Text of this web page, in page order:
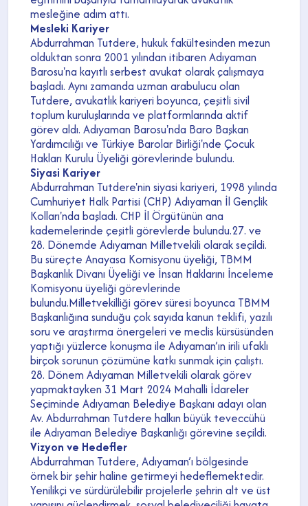
mesleğine adım attı.
Mesleki Kariyer
Abdurrahman Tutdere, hukuk fakültesinden mezun
olduktan sonra 2001 yılından itibaren Adıyaman
Barosu'na kayıtlı serbest avukat olarak çalışmaya
başladı. Aynı zamanda uzman arabulucu olan
Tutdere, avukatlık kariyeri boyunca, çeşitli sivil
toplum kuruluşlarında ve platformlarında aktif
görev aldı. Adıyaman Barosu'nda Baro Başkan
Yardımcılığı ve Türkiye Barolar Birliği'nde Çocuk
Hakları Kurulu Üyeliği görevlerinde bulundu.
Siyasi Kariyer
Abdurrahman Tutdere'nin siyasi kariyeri, 1998 yılında
Cumhuriyet Halk Partisi (CHP) Adıyaman İl Gençlik
Kolları'nda başladı. CHP İl Örgütünün ana
kademelerinde çeşitli görevlerde bulundu.27. ve
28. Dönemde Adıyaman Milletvekili olarak seçildi.
Bu süreçte Anayasa Komisyonu üyeliği, TBMM
Başkanlık Divanı Üyeliği ve İnsan Haklarını İnceleme
Komisyonu üyeliği görevlerinde
bulundu.Milletvekilliği görev süresi boyunca TBMM
Başkanlığına sunduğu çok sayıda kanun teklifi, yazılı
soru ve araştırma önergeleri ve meclis kürsüsünden
yaptığı yüzlerce konuşma ile Adıyaman’ın irili ufaklı
birçok sorunun çözümüne katkı sunmak için çalıştı.
28. Dönem Adıyaman Milletvekili olarak görev
yapmaktayken 31 Mart 2024 Mahalli İdareler
Seçiminde Adıyaman Belediye Başkanı adayı olan
Av. Abdurrahman Tutdere halkın büyük teveccühü
ile Adıyaman Belediye Başkanlığı görevine seçildi.
Vizyon ve Hedefler
Abdurrahman Tutdere, Adıyaman’ı bölgesinde
örnek bir şehir haline getirmeyi hedeflemektedir.
Yenilikçi ve sürdürülebilir projelerle şehrin alt ve üst